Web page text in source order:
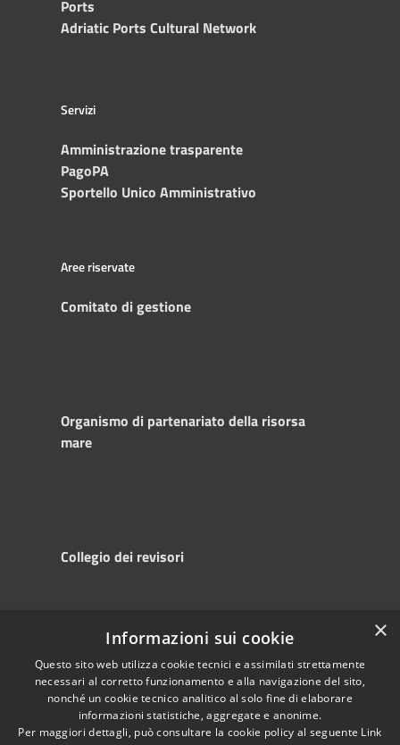
Ports
Adriatic Ports Cultural Network
Servizi
Amministrazione trasparente
PagoPA
Sportello Unico Amministrativo
Aree riservate
Comitato di gestione
Organismo di partenariato della risorsa
mare
Collegio dei revisori
Accessibility
Privacy
Cookie
Sitemap
Copyright © 2025
Autorità di
Sistema Portuale
del Mare Adriatico
Centrale
×
Informazioni sui cookie
Questo sito web utilizza cookie tecnici e assimilati strettamente
necessari al corretto funzionamento e alla navigazione del sito,
nonché un cookie tecnico analitico al solo fine di elaborare
informazioni statistiche, aggregate e anonime.
Per maggiori dettagli, può consultare la cookie policy al seguente Link